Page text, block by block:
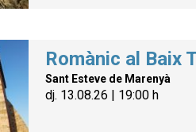
Romànic al Baix
Sant Esteve de Marenyà
dj. 13.08.26 19:00 h